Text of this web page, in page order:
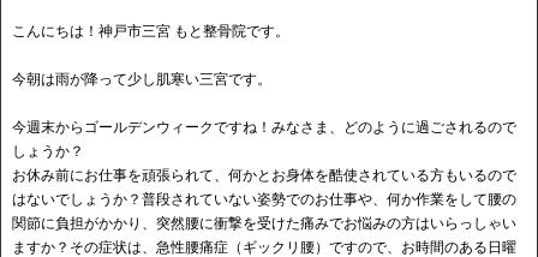
こんにちは！神戸市三宮 もと整骨院です。
今朝は雨が降って少し肌寒い三宮です。
今週末からゴールデンウィークですね！みなさま、どのように過ごされるので
しょうか？
お休み前にお仕事を頑張られて、何かとお身体を酷使されている方もいるので
はないでしょうか？普段されていない姿勢でのお仕事や、何か作業をして腰の
関節に負担がかかり、突然腰に衝撃を受けた痛みでお悩みの方はいらっしゃい
ますか？その症状は、急性腰痛症（ギックリ腰）ですので、お時間のある日曜